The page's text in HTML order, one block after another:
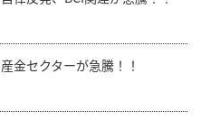
金セクターが急騰！！